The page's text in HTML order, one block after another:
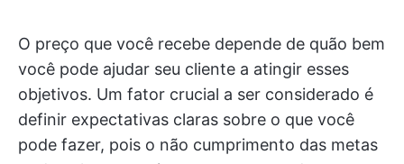
O preço que você recebe depende de quão bem
você pode ajudar seu cliente a atingir esses
objetivos. Um fator crucial a ser considerado é
definir expectativas claras sobre o que você
pode fazer, pois o não cumprimento das metas